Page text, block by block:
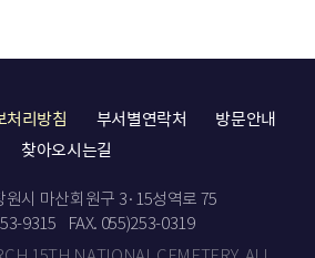
처리방침 부서별연락처
방문안내
찾아오시는길
원시 마산회원구 3·15성역로 75
9315
FAX. 055)253-0319